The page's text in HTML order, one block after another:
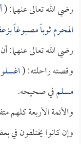
رضي الله تعالى عنهما: (
المحرم ثوباً مصبوغاً
رضي الله تعالى عنهما:
وقصته راحلته: (
مسلمفي صحيحه.
والأئمة الأربعة
وإن كانوا يختلفون في